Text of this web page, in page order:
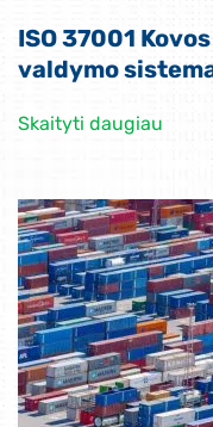
ISO 37001
valdymo
Skaityti daugiau